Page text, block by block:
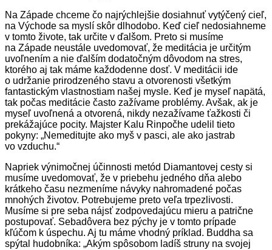
Na Západe chceme čo najrýchlejšie dosiahnuť vytýčený cieľ,
na Východe sa myslí skôr dlhodobo. Keď cieľ nedosiahneme
v tomto živote, tak určite v ďalšom. Preto si musíme
na Západe neustále uvedomovať, že meditácia je určitým
uvoľnením a nie ďalším dodatočným dôvodom na stres,
ktorého aj tak máme každodenne dosť. V meditácii ide
o udržanie prirodzeného stavu a otvorenosti všetkým
fantastickým vlastnostiam našej mysle. Keď je myseľ napätá,
tak počas meditácie často zažívame problémy. Avšak, ak je
myseľ uvoľnená a otvorená, nikdy nezažívame ťažkosti či
prekážajúce pocity. Majster Kalu Rinpočhe udelil tieto
pokyny: „Nemeditujte ako myš v pasci, ale ako jastrab
vo vzduchu.“
Napriek výnimočnej účinnosti metód Diamantovej cesty si
musíme uvedomovať, že v priebehu jedného dňa alebo
krátkeho času nezmeníme návyky nahromadené počas
mnohých životov. Potrebujeme preto veľa trpezlivosti.
Musíme si pre seba nájsť zodpovedajúcu mieru a patrične
postupovať. Sebadôvera bez pýchy je v tomto prípade
kľúčom k úspechu. Aj tu máme vhodný príklad. Buddha sa
spýtal hudobníka: „Akým spôsobom ladíš struny na svojej